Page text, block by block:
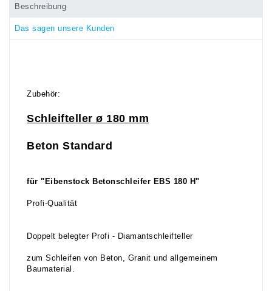
Beschreibung
Das sagen unsere Kunden
Zubehör:
Schleifteller ø 180 mm
Beton Standard
für "Eibenstock Betonschleifer EBS 180 H"
Profi-Qualität
Doppelt belegter Profi - Diamantschleifteller
zum Schleifen von Beton, Granit und allgemeinem
Baumaterial.